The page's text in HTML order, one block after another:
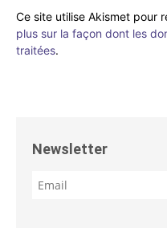
Ce site utilise Akismet pour
plus sur la façon dont les
traitées.
Newsletter